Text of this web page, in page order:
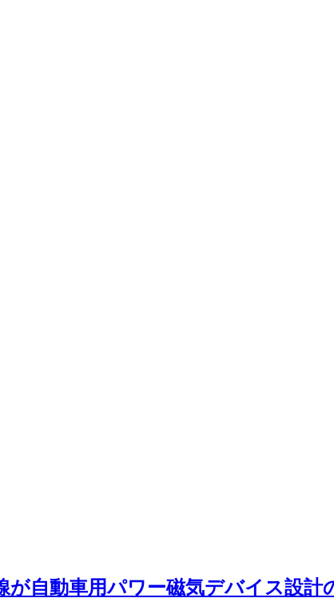
自動車用パワー磁気デバイス設計